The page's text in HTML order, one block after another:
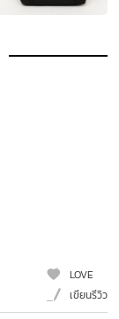
LOVE
เขียนรีวิว